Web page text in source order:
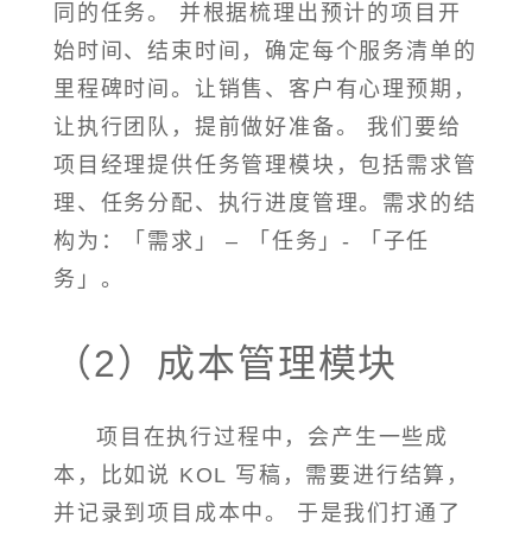
同的任务。 并根据梳理出预计的项目开
始时间、结束时间，确定每个服务清单的
里程碑时间。让销售、客户有心理预期，
让执行团队，提前做好准备。 我们要给
项目经理提供任务管理模块，包括需求管
理、任务分配、执行进度管理。需求的结
构为：「需求」 – 「任务」- 「子任
务」。
（2）成本管理模块
项目在执行过程中，会产生一些成
本，比如说 KOL 写稿，需要进行结算，
并记录到项目成本中。 于是我们打通了